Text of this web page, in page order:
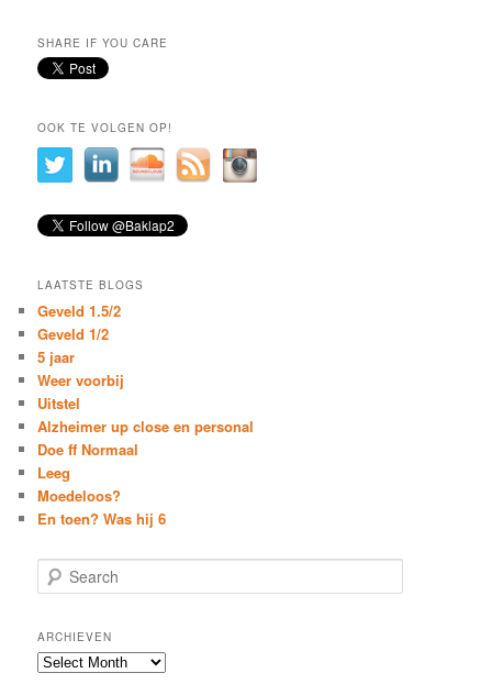
SHARE IF YOU CARE
OOK TE VOLGEN OP!
LAATSTE BLOGS
Geveld 1.5/2
Geveld 1/2
5 jaar
Weer voorbij
Uitstel
Alzheimer up close en personal
Doe ff Normaal
Leeg
Moedeloos?
En toen? Was hij 6
e
r
c
h
ARCHIEVEN
Archieven